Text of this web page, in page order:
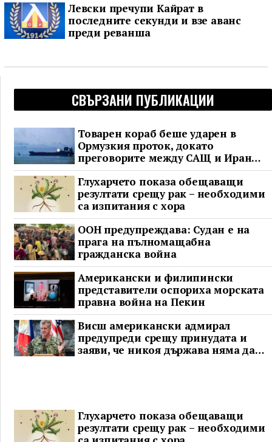
Левски пречупи Кайрат в
последните секунди и взе аванс
преди реванша
СВЪРЗАНИ ПУБЛИКАЦИИ
Товарен кораб беше ударен в
Ормузкия проток, докато
преговорите между САЩ и Иран
останаха в безизходица
Глухарчето показа обещаващи
резултати срещу рак – необходими
са изпитания с хора
ООН предупреждава: Судан е на
прага на пълномащабна
гражданска война
Американски и филипински
представители оспориха морската
правна война на Пекин
Висш американски адмирал
предупреди срещу принудата и
заяви, че никоя държава няма да
Глухарчето показа обещаващи
резултати срещу рак – необходими